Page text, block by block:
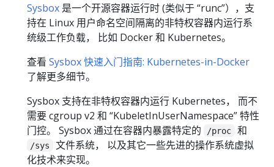
Sysbox 是一个开源容器运行时 (类似于 “runc”），支
持在 Linux 用户命名空间隔离的非特权容器内运行系
统级工作负载， 比如 Docker 和 Kubernetes。
查看 Sysbox 快速入门指南: Kubernetes-in-Docker
了解更多细节。
Sysbox 支持在非特权容器内运行 Kubernetes， 而不
需要 cgroup v2 和 “KubeletInUserNamespace” 特性
门控。 Sysbox 通过在容器内暴露特定的
/proc 和
/sys
文件系统， 以及其它一些先进的操作系统虚拟
化技术来实现。